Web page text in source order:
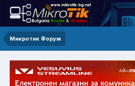
Микротик Форум